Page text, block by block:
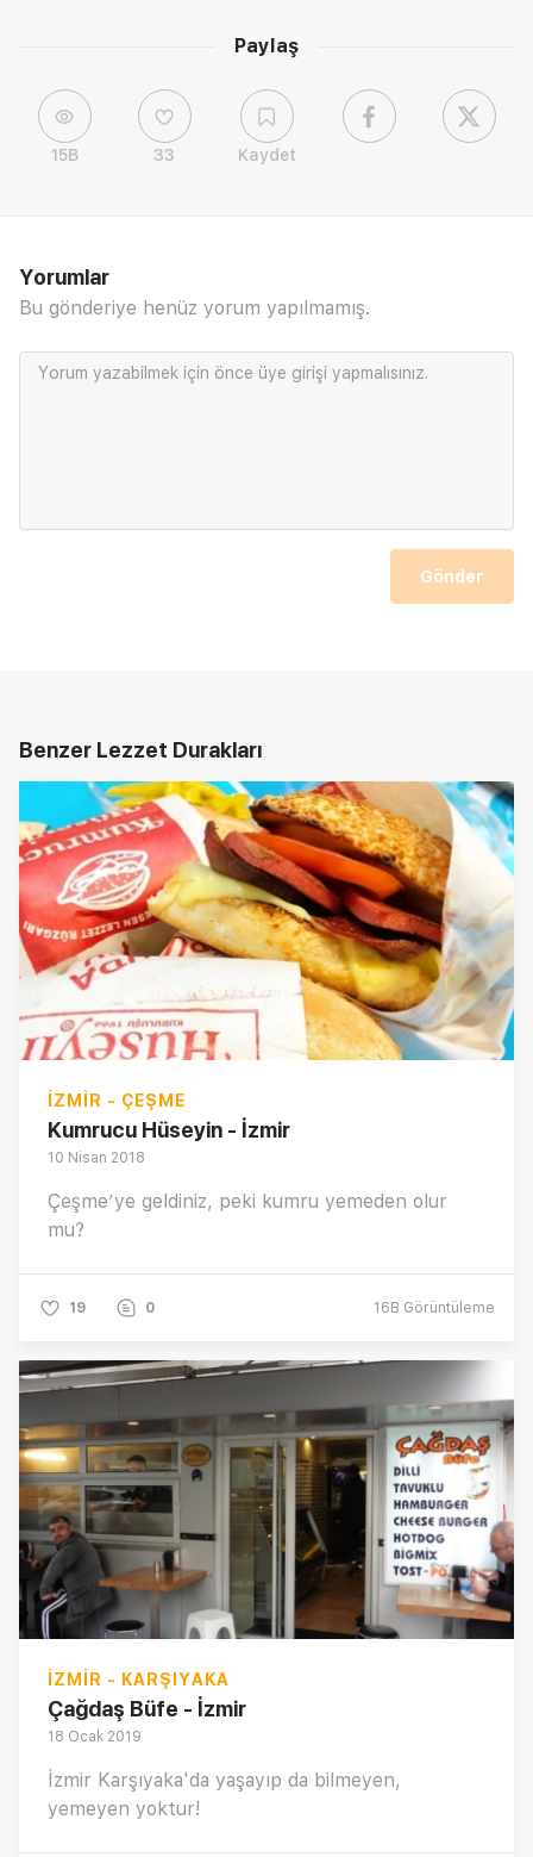
Paylaş
15B 33 Kaydet
Yorumlar
Bu gönderiye henüz yorum yapılmamış.
Yorum yazabilmek için önce üye girişi yapmalısınız.
Gönder
Benzer Lezzet Durakları
İZMIR - ÇEŞME
Kumrucu Hüseyin - İzmir
10 Nisan 2018
Çeşme’ye geldiniz, peki kumru yemeden olur
mu?
19 0 16B Görüntüleme
İZMIR - KARŞIYAKA
Çağdaş Büfe - İzmir
18 Ocak 2019
İzmir Karşıyaka'da yaşayıp da bilmeyen,
yemeyen yoktur!